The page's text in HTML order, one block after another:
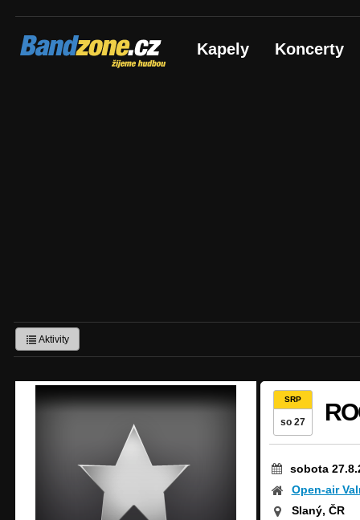
Bandzone.cz
žijeme hudbou Kapely Koncerty
Aktivity
SRP
so 27
sobota
Open-air
Slaný, ČR